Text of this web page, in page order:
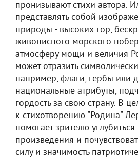
пронизывают стихи автора.
представлять собой
природы - высоких гор,
живописного морского
атмосферу мощи и величия
может отразить
например, флаги, гербы или
национальные атрибуты,
гордость за свою страну. В
к стихотворению "Родина"
помогает зрителю углубиться
произведения и
силу и значимость